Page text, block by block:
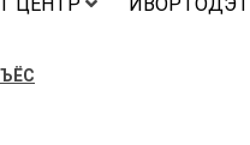
ЦЕНТР ИВОРТОДЭТ